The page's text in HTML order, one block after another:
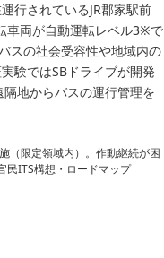
行されているJR郡家駅前
車両が自動運転レベル3※で
スの社会受容性や地域内の
験ではSBドライブが開発
地からバスの運行管理を
（限定領域内）。作動継続が困
民ITS構想・ロードマップ